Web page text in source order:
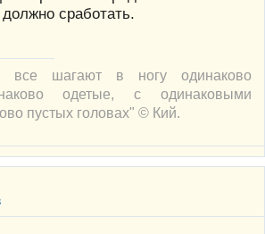
сработать.
все шагают в ногу одинаково
одетые, с одинаковыми
пустых головах" © Кий.